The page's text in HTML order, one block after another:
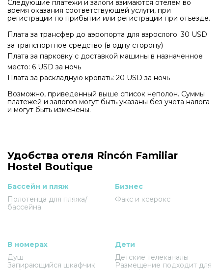
Следующие платежи и залоги взимаются отелем во
время оказания соответствующей услуги, при
регистрации по прибытии или регистрации при отъезде.
Плата за трансфер до аэропорта для взрослого: 30 USD
за транспортное средство (в одну сторону)
Плата за парковку с доставкой машины в назначенное
место: 6 USD за ночь
Плата за раскладную кровать: 20 USD за ночь
Возможно, приведенный выше список неполон. Суммы
платежей и залогов могут быть указаны без учета налога
и могут быть изменены.
Удобства отеля Rincón Familiar
Hostel Boutique
Бассейн и пляж
Полотенца для пляжа/
бассейна
Бизнес
Факс и ксерокс
В номерах
Душ
Запирающийся шкафчик
Дети
Детские телеканалы
Размещение подходит для